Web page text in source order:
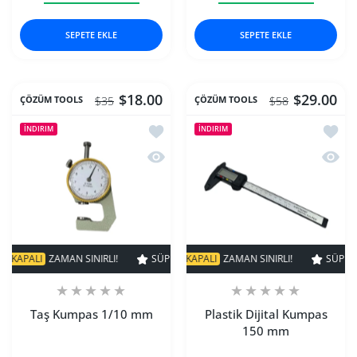
SEPETE EKLE SEPETE EKLE
ÇÖZÜM TOOLS $18.00
$35
İNDIRIM
İstek listesine ekle Taş Kumpas 1/10
Hızlı Görünüm Taş Kumpas 1/10 mm
ZAMAN SINIRLI! SÜPER INDIRIM 48% KAPALI ZAMAN SINIRLI!
Taş Kumpas 1/10 mm
ÇÖZÜM TOOLS $29.00
$58
İNDIRIM
İstek
Hızlı
SÜPER INDIRIM 50% KAPALI ZAMAN SINIRLI! SÜPER
Plastik Dijital Kumpas
150 mm